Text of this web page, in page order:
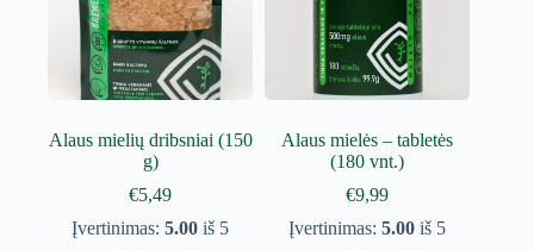
Alaus mielių dribsniai (150
g)
€5,49
Įvertinimas:5.00 iš 5
Alaus mielės – tabletės
(180 vnt.)
€9,99
Įvertinimas:5.00 iš 5